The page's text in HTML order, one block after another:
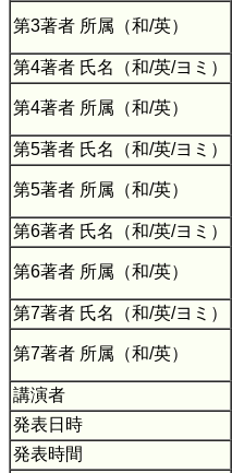
第3著者 所属（和/英）
第4著者 氏名（和/英/ヨミ）
第4著者 所属（和/英）
第5著者 氏名（和/英/ヨミ）
第5著者 所属（和/英）
第6著者 氏名（和/英/ヨミ）
第6著者 所属（和/英）
第7著者 氏名（和/英/ヨミ）
第7著者 所属（和/英）
講演者
発表日時
発表時間